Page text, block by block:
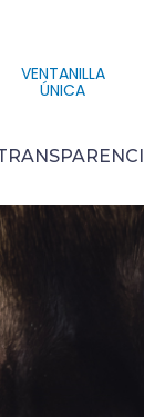
VENTANILLA
ÚNICA